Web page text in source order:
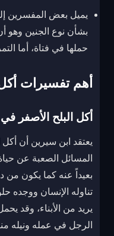
يميل بعض المفسرين
بشأن نوع الجنين وهو
حملها في فتاة، أما
أهم تفسيرات
أكل البلح الأصفر في
يعتقد ابن سيرين أن أكل
المسائل الصعبة عن
بعيداً عنه كما يكون من
تناوله الإنسان ووجده
يريد من الأبناء، وقد
الرجل في عمله ونيله